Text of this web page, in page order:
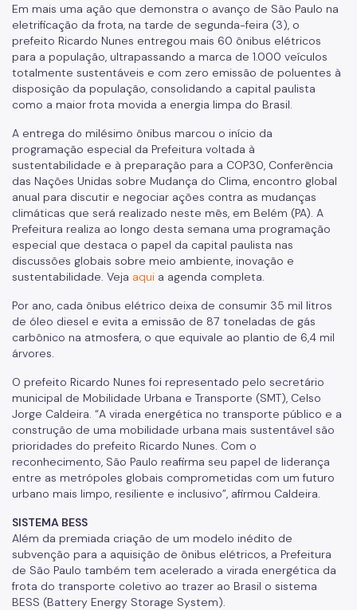
Como se defender
Indicação de condutor
Trocar Notificação por Advertência
Notas de Coleta de Postagem de Notificações
FMDT
Saiba como é
Carga Frete
Defesa da Autuação (CDA)
Fretamento
Motofrete
Táxi
Transporte Escolar Privado
Transporte Escolar Gratuito - TEG
Transporte de passageiros por motocicleta
COMFROTA-SP
Como se defender
Seu veículo foi guinchado
Notícias
Em mais uma ação que demonstra o avanço de São Paulo na
eletrificação da frota, na tarde de segunda-feira (3), o
prefeito Ricardo Nunes entregou mais 60 ônibus elétricos
para a população, ultrapassando a marca de 1.000 veículos
totalmente sustentáveis e com zero emissão de poluentes à
disposição da população, consolidando a capital paulista
como a maior frota movida a energia limpa do Brasil.
A entrega do milésimo ônibus marcou o início da
programação especial da Prefeitura voltada à
sustentabilidade e à preparação para a COP30, Conferência
das Nações Unidas sobre Mudança do Clima, encontro global
anual para discutir e negociar ações contra as mudanças
climáticas que será realizado neste mês, em Belém (PA). A
Prefeitura realiza ao longo desta semana uma programação
especial que destaca o papel da capital paulista nas
discussões globais sobre meio ambiente, inovação e
sustentabilidade. Veja aqui a agenda completa.
Por ano, cada ônibus elétrico deixa de consumir 35 mil litros
de óleo diesel e evita a emissão de 87 toneladas de gás
carbônico na atmosfera, o que equivale ao plantio de 6,4 mil
árvores.
O prefeito Ricardo Nunes foi representado pelo secretário
municipal de Mobilidade Urbana e Transporte (SMT), Celso
Jorge Caldeira. “A virada energética no transporte público e a
construção de uma mobilidade urbana mais sustentável são
prioridades do prefeito Ricardo Nunes. Com o
reconhecimento, São Paulo reafirma seu papel de liderança
entre as metrópoles globais comprometidas com um futuro
urbano mais limpo, resiliente e inclusivo”, afirmou Caldeira.
SISTEMA BESS
Além da premiada criação de um modelo inédito de
subvenção para a aquisição de ônibus elétricos, a Prefeitura
de São Paulo também tem acelerado a virada energética da
frota do transporte coletivo ao trazer ao Brasil o sistema
BESS (Battery Energy Storage System).